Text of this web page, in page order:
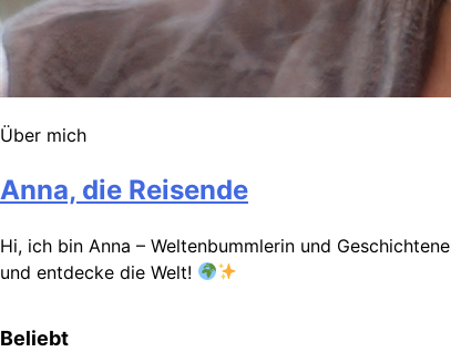
Über mich
Anna, die Reisende
Hi, ich bin Anna – Weltenbummlerin und
und entdecke die Welt!
Beliebt